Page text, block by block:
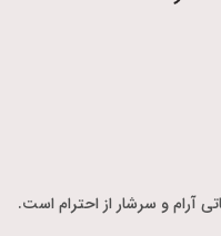
آرام و سرشار از احترام است.